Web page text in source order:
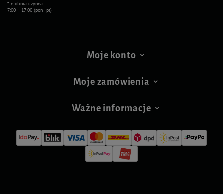
*Infolinia czynna
7:00 – 17:00 (pon–pt)
Moje konto
Moje zamówienia
Ważne informacje